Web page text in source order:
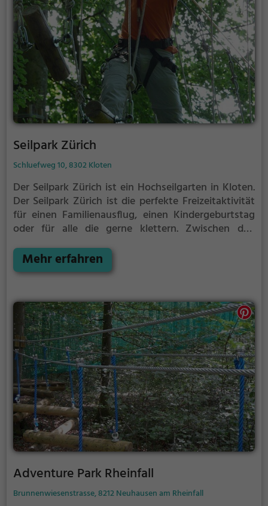
Seilpark Zürich
Schluefweg 10, 8302 Kloten
Der Seilpark Zürich ist ein Hochseilgarten in Kloten.
Der Seilpark Zürich ist die perfekte Freizeitaktivität
für einen Familienausflug, einen Kindergeburtstag
oder für alle die gerne klettern. Zwischen den
erwartet dich eine Welt voller Abenteuer und
Erlebnis. Der Seilpark Zürich bietet sowohl
Menge Platz für Sport und Spaß.
Mehr erfahren
Adventure Park Rheinfall
Brunnenwiesenstrasse, 8212 Neuhausen am Rheinfall